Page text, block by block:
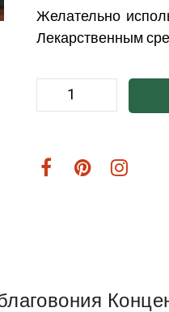
Желательно
Лекарственным